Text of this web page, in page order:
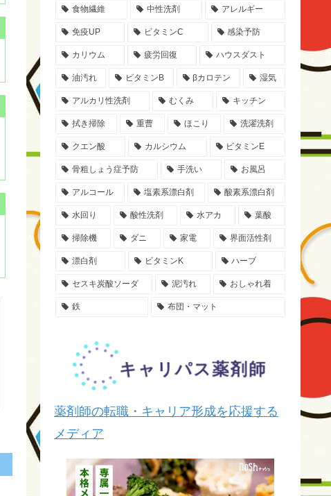
食物繊維 中性洗剤 アレルギー
免疫UP ビタミンC 感染予防
カリウム 疲労回復 ハウスダスト
油汚れ ビタミンB βカロテン 湿気
アルカリ性洗剤 むくみ キッチン
拭き掃除 重曹 ほこり 洗濯洗剤
クエン酸 カルシウム ビタミンE
骨粗しょう症予防 手洗い お風呂
アルコール 塩素系漂白剤 酸素系漂白剤
水回り 酸性洗剤 水アカ 葉酸
掃除機 ダニ 家電 界面活性剤
漂白剤 ビタミンK ハーブ
セスキ炭酸ソーダ 泥汚れ おしゃれ着
鉄 布団・マット
薬剤師の転職・キャリア形成を応援する
メディア